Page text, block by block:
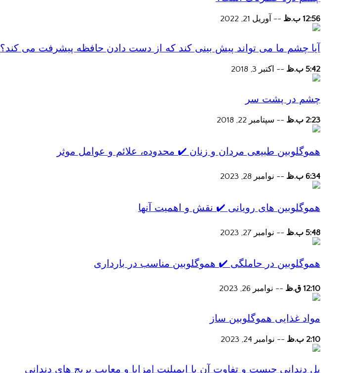
12:56 ب.ظ -- آوریل 21, 2022
آیا چشم ما می تواند پیش بینی کند که از دست دادن حافظه پیشرفت می کند؟
5:42 ب.ظ -- اکتبر 3, 2018
چشم در پشت سر
2:23 ب.ظ -- سپتامبر 22, 2018
هموگلوبین طبیعی مردان و زنان ✔️ محدوده، علائم و عوامل موثر
6:34 ب.ظ -- نوامبر 28, 2023
هموگلوبین های رویانی ✔️ نقش و اهمیت آنها
5:48 ب.ظ -- نوامبر 27, 2023
هموگلوبین در حاملگی ✔️ هموگلوبین مناسب در بارداری
12:10 ق.ظ -- نوامبر 26, 2023
مواد غذایی هموگلوبین ساز
2:10 ب.ظ -- نوامبر 24, 2023
پل دندانی چیست و تفاوت آن با ایمپلنت |مزایا و معایب بریج های دندانی